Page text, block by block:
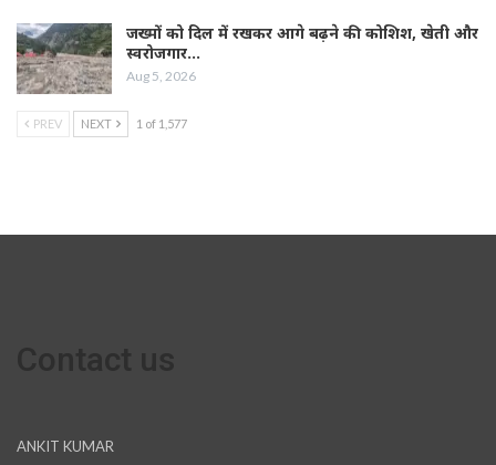
जख्मों को दिल में रखकर आगे बढ़ने की कोशिश, खेती और
स्वरोजगार…
Aug 5, 2026
PREV NEXT 1 of 1,577
ANKIT KUMAR